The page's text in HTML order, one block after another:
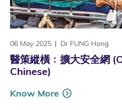
06 May 2025 Dr FUNG Hong
醫策縱橫﹕擴大安全網
Chinese)
Know More